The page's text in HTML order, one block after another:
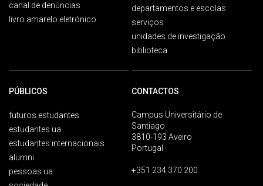
canal de denúncias
livro amarelo eletrónico
departamentos e escolas
serviços
unidades de investigação
biblioteca
PÚBLICOS
futuros estudantes
estudantes ua
estudantes internacionais
alumni
pessoas ua
CONTACTOS
Campus Universitário de
Santiago
3810-193 Aveiro
Portugal
+351 234 370 200